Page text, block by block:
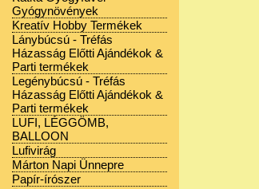
Gyógynövények
Kreatív Hobby Termékek
Lánybúcsú - Tréfás
Házasság Előtti Ajándékok &
Parti termékek
Legénybúcsú - Tréfás
Házasság Előtti Ajándékok &
Parti termékek
LUFI, LÉGGÖMB,
BALLOON
Lufivirág
Márton Napi Ünnepre
Papír-írószer